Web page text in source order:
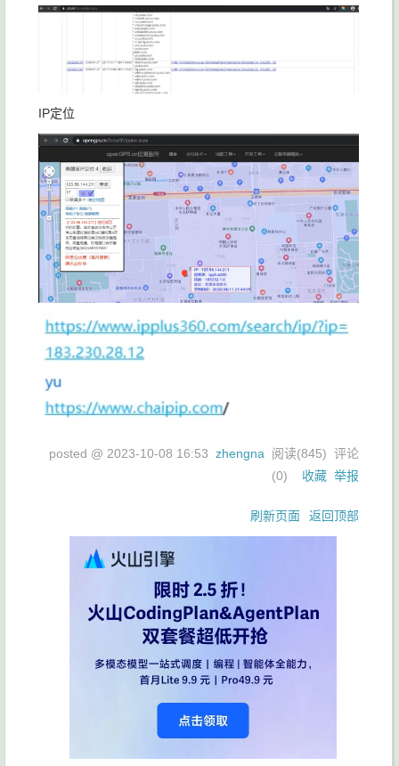
IP定位
posted @ 2023-10-08 16:53 zhengna 阅读(845) 评论
(0) 收藏 举报
刷新页面 返回顶部